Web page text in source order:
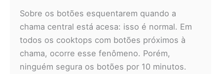
Sobre os botões esquentarem quando a
chama central está acesa: isso é normal. Em
todos os cooktops com botões próximos à
chama, ocorre esse fenômeno. Porém,
ninguém segura os botões por 10 minutos.